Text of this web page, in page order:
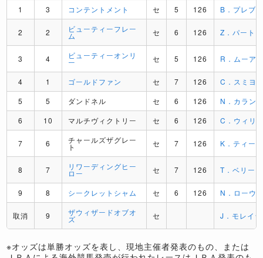
1 3 コンテントメント セ 5 126 B．プレブ
2 2 ビューティーフレー
ム セ 6 126 Z．パートン
3 4 ビューティーオンリ
ー セ 5 126 R．ムーア
4 1 ゴールドファン セ 7 126
C．スミヨ
5
5 ダンドネル セ 6 126
N．カラン
6
10 マルチヴィクトリー セ 6 126 C．ウィリ
7 6 チャールズザグレー
ト セ 7 126 K．ティー
8 7 リワーディングヒー
ロー セ 7 126 T．ベリー
9 8 シークレットシャム セ 6 126 N．ローウ
取消 9 ザウィザードオブオ
ズ セ J．モレイラ
※オッズは単勝オッズを表し、現地主催者発表のもの、または